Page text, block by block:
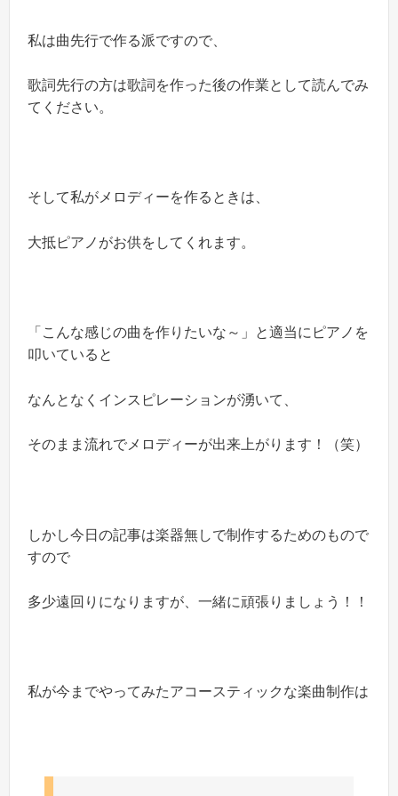
私は曲先行で作る派ですので、
歌詞先行の方は歌詞を作った後の作業として読んでみ
てください。
そして私がメロディーを作るときは、
大抵ピアノがお供をしてくれます。
「こんな感じの曲を作りたいな～」と適当にピアノを
叩いていると
なんとなくインスピレーションが湧いて、
そのまま流れでメロディーが出来上がります！（笑）
しかし今日の記事は楽器無しで制作するためのもので
すので
多少遠回りになりますが、一緒に頑張りましょう！！
私が今までやってみたアコースティックな楽曲制作は